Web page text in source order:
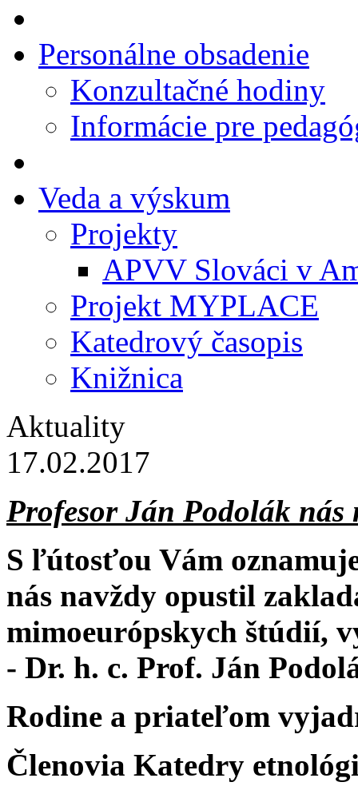
Personálne obsadenie
Konzultačné hodiny
Informácie pre
Veda a výskum
Projekty
APVV Slováci v
Projekt MYPLACE
Katedrový časopis
Knižnica
Aktuality
17.02.2017
Profesor Ján Podolák nás
S ľútosťou Vám
nás navždy opustil
mimoeurópskych štúdií,
- Dr. h. c. Prof. Ján
Rodine a priateľom
Členovia Katedry